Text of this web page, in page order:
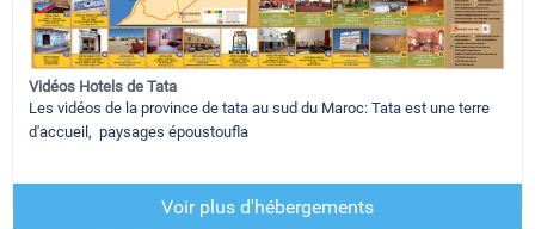
Vidéos Hotels de Tata
Les vidéos de la province de tata au sud du Maroc: Tata est une terre
d'accueil, paysages époustoufla
Voir plus d'hébergements